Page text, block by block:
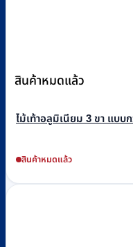
สินค้าหมดแล้ว
ไม้เท้าอลูมิเนียม 3 ขา แบบ
สินค้าหมดแล้ว